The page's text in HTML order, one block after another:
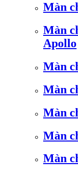
Màn
Màn
Apollo
Màn
Màn
Màn
Màn
Màn